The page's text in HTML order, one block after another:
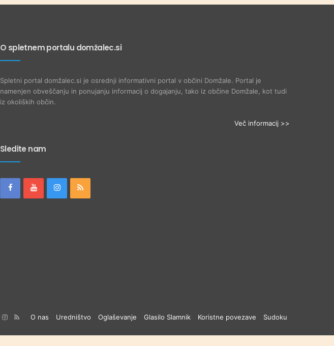
O spletnem portalu domžalec.si
Spletni portal domžalec.si je osrednji informativni portal v občini Domžale. Portal je
namenjen obveščanju in ponujanju informacij o dogajanju, tako iz občine Domžale, kot tudi
iz okoliških občin.
Več informacij >>
Sledite nam
O nas Uredništvo Oglaševanje Glasilo Slamnik Koristne povezave Sudoku